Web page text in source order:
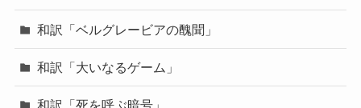
和訳「ベルグレービアの醜聞」
和訳「大いなるゲーム」
和訳「死を呼ぶ暗号」